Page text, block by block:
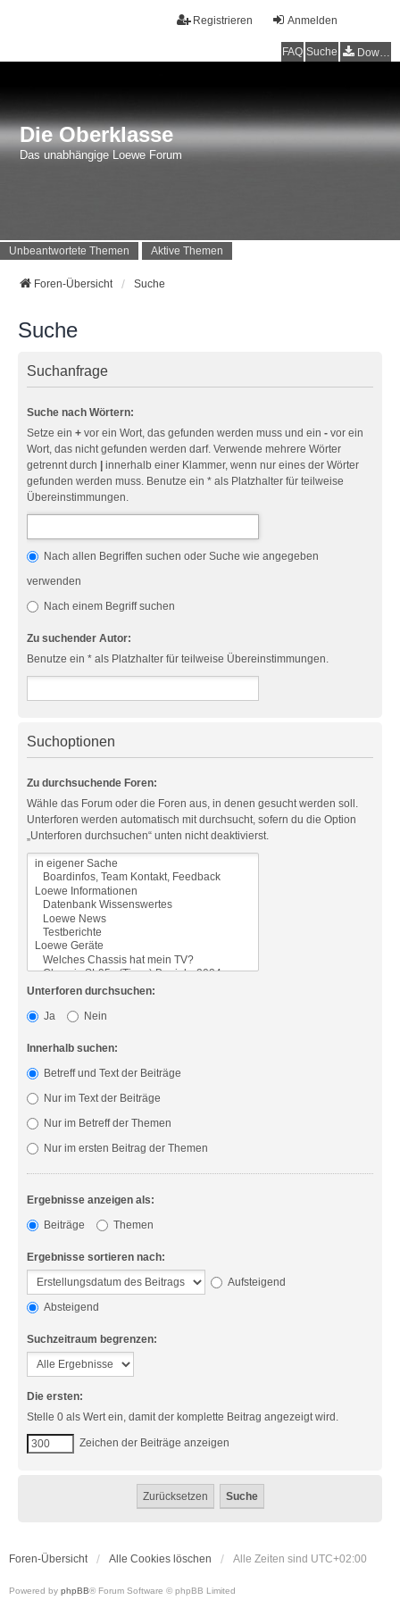
Anmelden
Registrieren
FAQ Suche Downloads
Die Oberklasse
Das unabhängige Loewe Forum
Unbeantwortete Themen Aktive Themen
Foren-Übersicht Suche
Suche
Suchanfrage
Suche nach Wörtern:
Setze ein + vor ein Wort, das gefunden werden muss und ein - vor ein
Wort, das nicht gefunden werden darf. Verwende mehrere Wörter
getrennt durch
innerhalb einer Klammer, wenn nur eines der Wörter
gefunden werden muss. Benutze ein * als Platzhalter für teilweise
Übereinstimmungen.
Nach allen Begriffen suchen oder Suche wie angegeben
verwenden
Nach einem Begriff suchen
Zu suchender Autor:
Benutze ein * als Platzhalter für teilweise Übereinstimmungen.
Suchoptionen
Zu durchsuchende Foren:
Wähle das Forum oder die Foren aus, in denen gesucht werden soll.
Unterforen werden automatisch mit durchsucht, sofern du die Option
„Unterforen durchsuchen“ unten nicht deaktivierst.
Unterforen durchsuchen:
Ja
Nein
Innerhalb suchen:
Betreff und Text der Beiträge
Nur im Text der Beiträge
Nur im Betreff der Themen
Nur im ersten Beitrag der Themen
Ergebnisse anzeigen als:
Beiträge
Themen
Ergebnisse sortieren nach:
Aufsteigend
Absteigend
Suchzeitraum begrenzen:
Die ersten:
Stelle 0 als Wert ein, damit der komplette Beitrag angezeigt wird.
Zeichen der Beiträge anzeigen
Foren-Übersicht Alle Cookies löschen Alle Zeiten sind UTC+02:00
Powered by phpBB® Forum Software © phpBB Limited